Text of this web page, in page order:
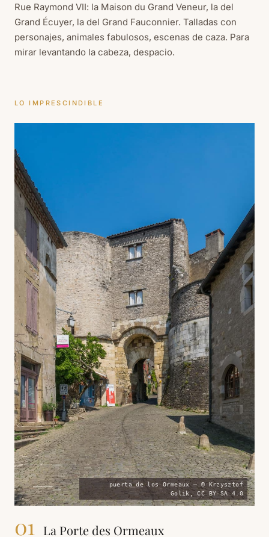
Rue Raymond VII: la Maison du Grand Veneur, la del
Grand Écuyer, la del Grand Fauconnier. Talladas con
personajes, animales fabulosos, escenas de caza. Para
mirar levantando la cabeza, despacio.
LO IMPRESCINDIBLE
puerta de los Ormeaux — © Krzysztof
Golik, CC BY-SA 4.0
01 La Porte des Ormeaux